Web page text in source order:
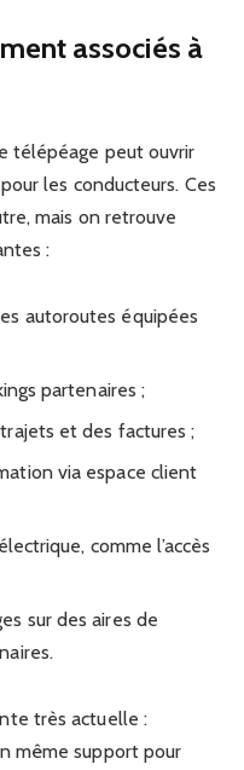
associés à
télépéage peut ouvrir
les conducteurs. Ces
mais on retrouve
:
autoroutes équipées
partenaires ;
et des factures ;
via espace client
comme l’accès
sur des aires de
très actuelle :
même support pour